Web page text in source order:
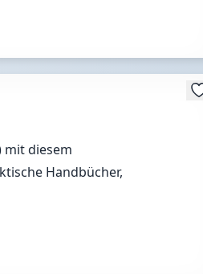
mit diesem
Handbücher,